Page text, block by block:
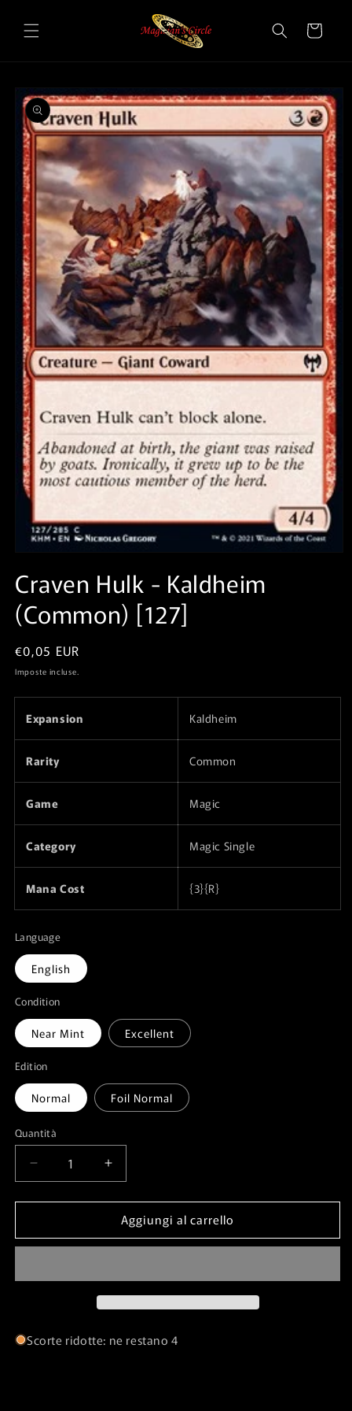
ai contenuti
Carrello
Passa alle
informazioni
sul prodotto
multimediali
1
in
finestra
modale
Craven Hulk⁣ - Kaldheim⁣
(Common)⁣ [127]
Prezzo
di
€0,05 EUR
Imposte incluse.
Expansion Kaldheim
Rarity Common
Game Magic
Category Magic Single
Mana Cost {3}{R}
Language
English
Condition
Near Mint Excellent
Edition
Normal Foil Normal
Quantità
Quantità
Diminuisci
quantità
per
Hulk⁣
(Common)⁣
Aumenta
quantità
per
Craven
Hulk⁣
(Common)⁣
Aggiungi al carrello
Scorte ridotte: ne restano 4